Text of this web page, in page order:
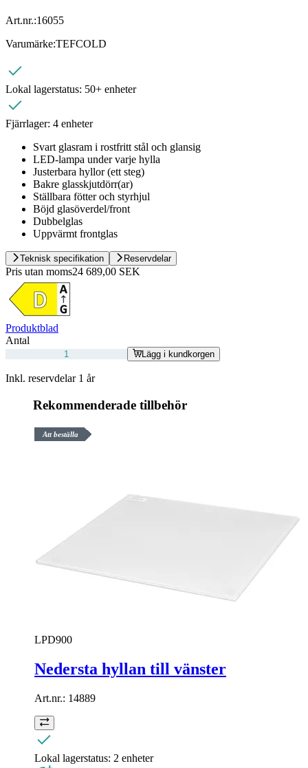
Art.nr.:16055
Varumärke:TEFCOLD
Lokal lagerstatus: 50+ enheter
Fjärrlager: 4 enheter
Svart glasram i rostfritt stål och glansig
LED-lampa under varje hylla
Justerbara hyllor (ett steg)
Bakre glasskjutdörr(ar)
Ställbara fötter och styrhjul
Böjd glasöverdel/front
Dubbelglas
Uppvärmt frontglas
Teknisk specifikation Reservdelar
Pris utan moms24 689,00 SEK
Produktblad
Antal
Lägg i kundkorgen
Inkl. reservdelar 1 år
Rekommenderade tillbehör
Att beställa
LPD900
Nedersta hyllan till vänster
Art.nr.: 14889
Lokal lagerstatus: 2 enheter